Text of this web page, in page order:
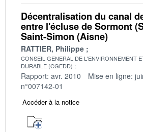
Décentralisation du canal
entre l'écluse de Sormont
Saint-Simon (Aisne)
RATTIER, Philippe
CONSEIL GENERAL DE L'ENVIRONNEMENT
DURABLE (CGEDD)
Rapport: avr. 2010 Mise en ligne:
n°007142-01
Accéder à la notice